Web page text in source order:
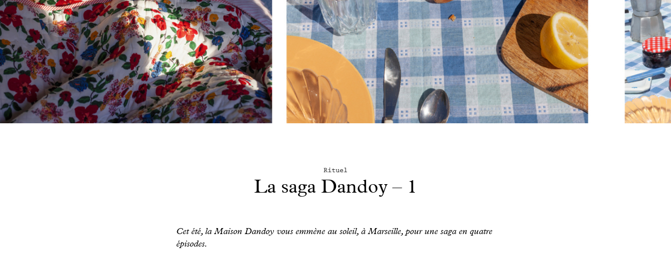
Rituel
La saga Dandoy – 1
Cet été, la Maison Dandoy vous emmène au soleil, à Marseille, pour une saga en quatre
épisodes.